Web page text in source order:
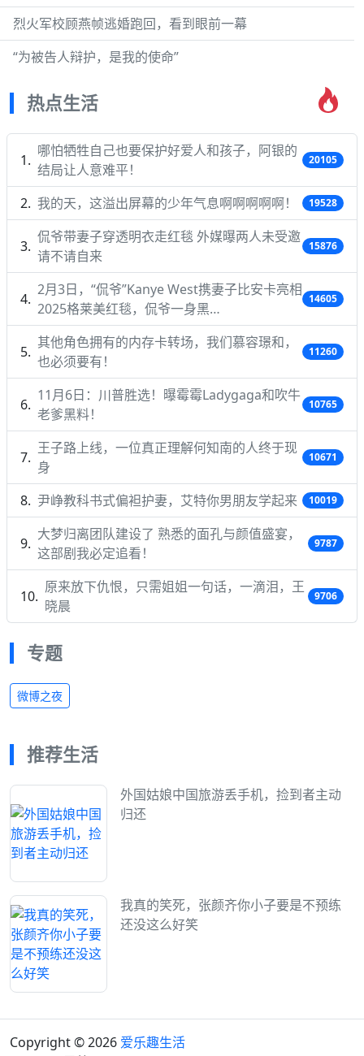
烈火军校顾燕帧逃婚跑回，看到眼前一幕
“为被告人辩护，是我的使命”
热点生活
哪怕牺牲自己也要保护好爱人和孩子，阿银的
结局让人意难平！
20105
我的天，这溢出屏幕的少年气息啊啊啊啊啊！ 19528
侃爷带妻子穿透明衣走红毯 外媒曝两人未受邀
请不请自来
15876
2月3日，“侃爷”Kanye West携妻子比安卡亮相
2025格莱美红毯，侃爷一身黑…
14605
其他角色拥有的内存卡转场，我们慕容璟和，
也必须要有！
11260
11月6日：川普胜选！曝霉霉Ladygaga和吹牛
老爹黑料！
10765
王子路上线，一位真正理解何知南的人终于现
身
10671
尹峥教科书式偏袒护妻，艾特你男朋友学起来 10019
大梦归离团队建设了 熟悉的面孔与颜值盛宴，
这部剧我必定追看！
9787
原来放下仇恨，只需姐姐一句话，一滴泪，王
晓晨
9706
专题
微博之夜
推荐生活
外国姑娘中国旅游丢手机，捡到者主动
归还
我真的笑死，张颜齐你小子要是不预练
还没这么好笑
Copyright © 2026 爱乐趣生活